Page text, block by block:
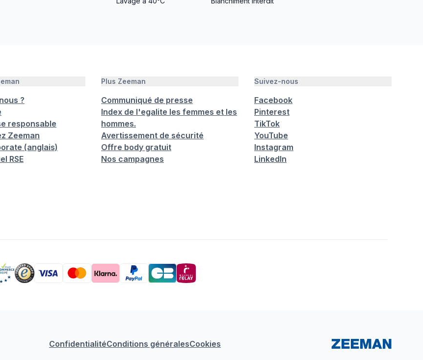
?
responsable
Zeeman
(anglais)
RSE
Plus Zeeman
Communiqué de presse
Index de l'egalite les femmes et les
hommes.
Avertissement de sécurité
Offre body gratuit
Nos campagnes
Suivez-nous
Facebook
Pinterest
TikTok
YouTube
Instagram
LinkedIn
ConfidentialitéConditions généralesCookies